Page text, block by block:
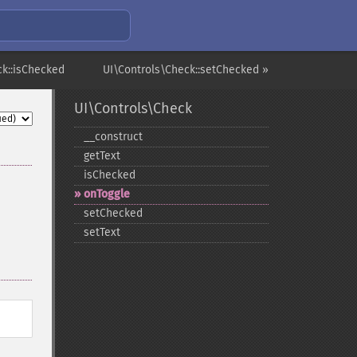
UI\Controls\Check::setChecked »
UI\Controls\Check
_​_​construct
getText
isChecked
onToggle
setChecked
setText